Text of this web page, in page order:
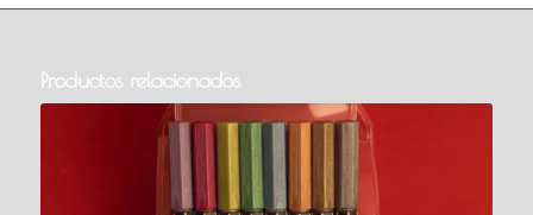
Productos relacionados